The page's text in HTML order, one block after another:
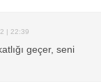
| 22:39
geçer, seni